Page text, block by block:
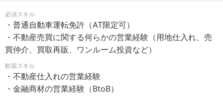
庭と両立しやすいサポート体制有り
・希望の勤務地で働ける（転勤は原則なし）
・専門部署との分業で、営業活動に集中できる環境
・担当→代表への直接決裁により、スピーディーな意思決
定が可能
・生活を豊かにする、業界最高水準の報酬制度（最大
17%）
■勤務地
勤務地は以下よりご希望を考慮致します。
※原則転勤はございません。
【関東】
・八丁堀店：東京都中央区新川
・新田駅前店：埼玉県草加市旭町
必須スキル
・普通自動車運転免許（AT限定可）
・不動産売買に関する何らかの営業経験（用地仕入れ、売
買仲介、買取再販、ワンルーム投資など）
歓迎スキル
・不動産仕入れの営業経験
・金融商材の営業経験（BtoB）